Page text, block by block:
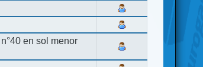
en sol menor